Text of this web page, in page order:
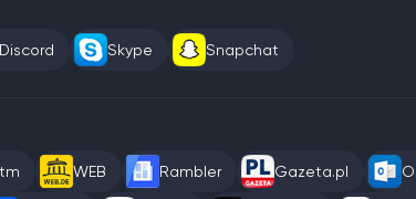
Discord Skype Snapchat
WEB Rambler Gazeta.pl